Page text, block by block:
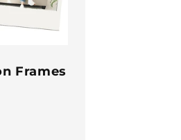
Frames